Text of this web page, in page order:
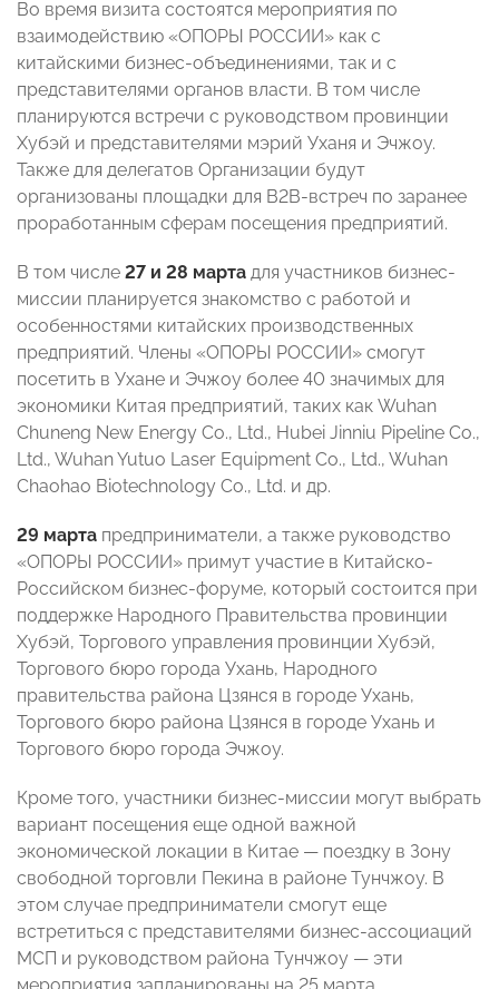
Во время визита состоятся мероприятия по
взаимодействию «ОПОРЫ РОССИИ» как с
китайскими бизнес-объединениями, так и с
представителями органов власти. В том числе
планируются встречи с руководством провинции
Хубэй и представителями мэрий Уханя и Эчжоу.
Также для делегатов Организации будут
организованы площадки для В2В-встреч по заранее
проработанным сферам посещения предприятий.
В том числе 27 и 28 марта для участников бизнес-
миссии планируется знакомство с работой и
особенностями китайских производственных
предприятий. Члены «ОПОРЫ РОССИИ» смогут
посетить в Ухане и Эчжоу более 40 значимых для
экономики Китая предприятий, таких как Wuhan
Chuneng New Energy Co., Ltd., Hubei Jinniu Pipeline Co.,
Ltd., Wuhan Yutuo Laser Equipment Co., Ltd., Wuhan
Chaohao Biotechnology Co., Ltd. и др.
29 марта предприниматели, а также руководство
«ОПОРЫ РОССИИ» примут участие в Китайско-
Российском бизнес-форуме, который состоится при
поддержке Народного Правительства провинции
Хубэй, Торгового управления провинции Хубэй,
Торгового бюро города Ухань, Народного
правительства района Цзянся в городе Ухань,
Торгового бюро района Цзянся в городе Ухань и
Торгового бюро города Эчжоу.
Кроме того, участники бизнес-миссии могут выбрать
вариант посещения еще одной важной
экономической локации в Китае — поездку в Зону
свободной торговли Пекина в районе Тунчжоу. В
этом случае предприниматели смогут еще
встретиться с представителями бизнес-ассоциаций
МСП и руководством района Тунчжоу — эти